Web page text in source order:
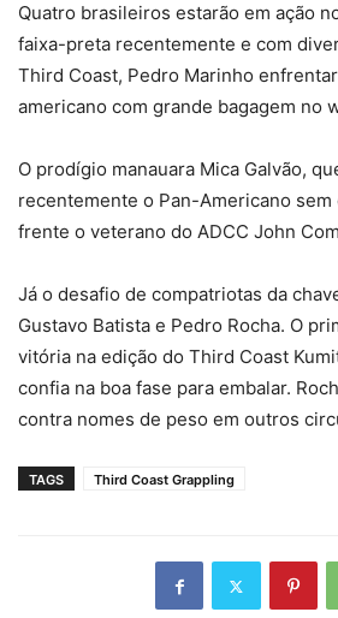
Quatro brasileiros estarão em ação
faixa-preta recentemente e com
Third Coast, Pedro Marinho
americano com grande bagagem no
O prodígio manauara Mica Galvão,
recentemente o Pan-Americano
frente o veterano do ADCC John
Já o desafio de compatriotas da
Gustavo Batista e Pedro Rocha. O
vitória na edição do Third Coast
confia na boa fase para embalar.
contra nomes de peso em outros
TAGS Third Coast Grappling